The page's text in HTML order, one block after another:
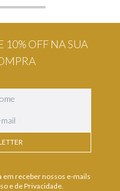
10% OFF NA SUA
em receber nossos e-mails
e de Privacidade.